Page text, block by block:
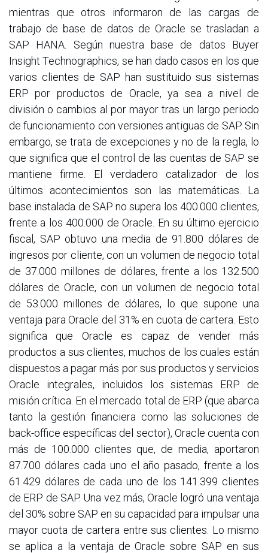
mientras que otros informaron de las cargas de
trabajo de base de datos de Oracle se trasladan a
SAP HANA. Según nuestra base de datos Buyer
Insight Technographics, se han dado casos en los que
varios clientes de SAP han sustituido sus sistemas
ERP por productos de Oracle, ya sea a nivel de
división o cambios al por mayor tras un largo periodo
de funcionamiento con versiones antiguas de SAP. Sin
embargo, se trata de excepciones y no de la regla, lo
que significa que el control de las cuentas de SAP se
mantiene firme. El verdadero catalizador de los
últimos acontecimientos son las matemáticas. La
base instalada de SAP no supera los 400.000 clientes,
frente a los 400.000 de Oracle. En su último ejercicio
fiscal, SAP obtuvo una media de 91.800 dólares de
ingresos por cliente, con un volumen de negocio total
de 37.000 millones de dólares, frente a los 132.500
dólares de Oracle, con un volumen de negocio total
de 53.000 millones de dólares, lo que supone una
ventaja para Oracle del 31% en cuota de cartera. Esto
significa que Oracle es capaz de vender más
productos a sus clientes, muchos de los cuales están
dispuestos a pagar más por sus productos y servicios
Oracle integrales, incluidos los sistemas ERP de
misión crítica. En el mercado total de ERP (que abarca
tanto la gestión financiera como las soluciones de
back-office específicas del sector), Oracle cuenta con
más de 100.000 clientes que, de media, aportaron
87.700 dólares cada uno el año pasado, frente a los
61.429 dólares de cada uno de los 141.399 clientes
de ERP de SAP. Una vez más, Oracle logró una ventaja
del 30% sobre SAP en su capacidad para impulsar una
mayor cuota de cartera entre sus clientes. Lo mismo
se aplica a la ventaja de Oracle sobre SAP en sus